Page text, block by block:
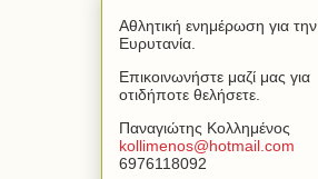
Αθλητική ενημέρωση για την
Ευρυτανία.
Επικοινωνήστε μαζί μας για
οτιδήποτε θελήσετε.
Παναγιώτης Κολλημένος
kollimenos@hotmail com
6976118092